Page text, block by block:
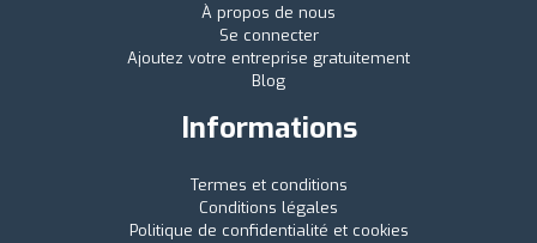
À propos de nous
Se connecter
Ajoutez votre entreprise gratuitement
Blog
Informations
Termes et conditions
Conditions légales
Politique de confidentialité et cookies